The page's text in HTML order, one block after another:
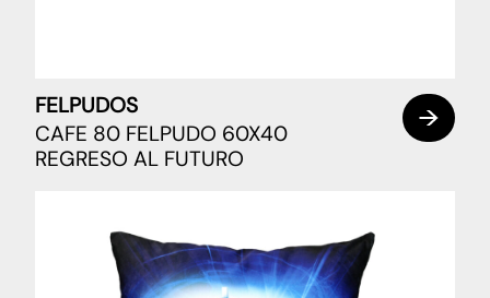
FELPUDOS
CAFE 80 FELPUDO 60X40
REGRESO AL FUTURO